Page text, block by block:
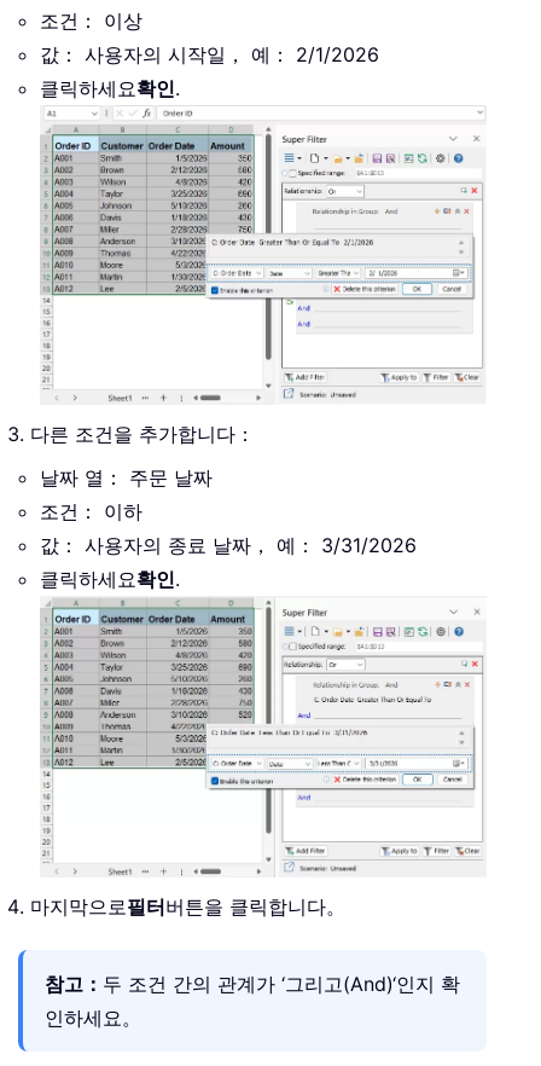
조건： 이상
값： 사용자의 시작일， 예： 2/1/2026
클릭하세요확인.
다른 조건을 추가합니다：
날짜 열： 주문 날짜
조건： 이하
값： 사용자의 종료 날짜， 예： 3/31/2026
클릭하세요확인.
마지막으로필터버튼을 클릭합니다。
참고： 두 조건 간의 관계가 ‘그리고(And)‘인지 확
인하세요。